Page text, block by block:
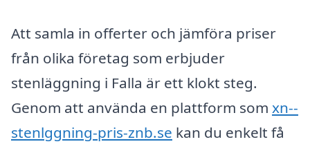
Att samla in offerter och jämföra priser
från olika företag som erbjuder
stenläggning i Falla är ett klokt steg.
Genom att använda en plattform som xn--
stenlggning-pris-znb.se kan du enkelt få